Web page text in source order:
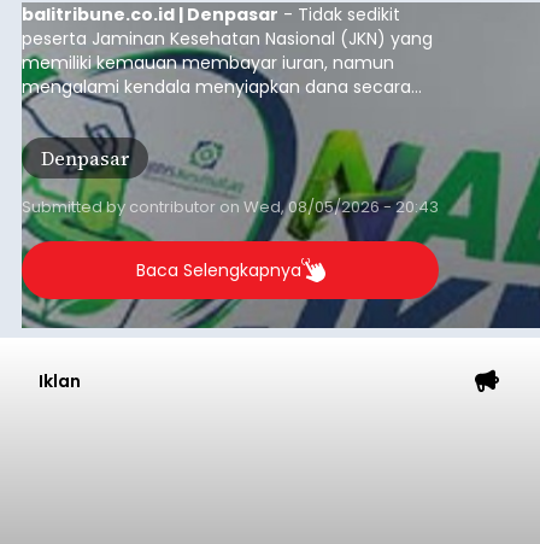
balitribune.co.id | Denpasar - Tidak sedikit
peserta Jaminan Kesehatan Nasional (JKN) yang
memiliki kemauan membayar iuran, namun
mengalami kendala menyiapkan dana secara
penuh saat jatuh tempo pembayaran iuran.
Kondisi ini terutama dialami oleh peserta
segmen Pekerja Bukan Penerima Upah (PBPU)
yang memiliki penghasilan tidak tetap.
Denpasar
Submitted by contributor on Wed, 08/05/2026 - 20:43
Baca Selengkapnya
Iklan